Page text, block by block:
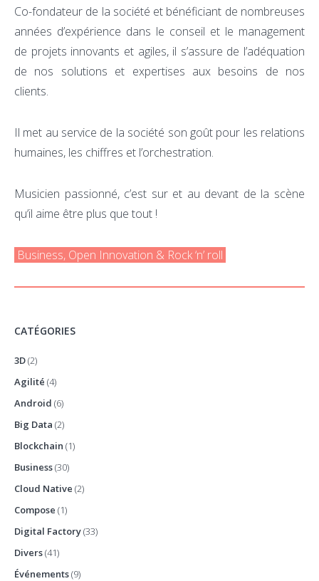
Co-fondateur de la société et bénéficiant de nombreuses
années d’expérience dans le conseil et le management
de projets innovants et agiles, il s’assure de l’adéquation
de nos solutions et expertises aux besoins de nos
clients.
Il met au service de la société son goût pour les relations
humaines, les chiffres et l’orchestration.
Musicien passionné, c’est sur et au devant de la scène
qu’il aime être plus que tout !
Business, Open Innovation & Rock ‘n’ roll
CATÉGORIES
3D(2)
Agilité (4)
Android (6)
Big Data (2)
Blockchain (1)
Business(30)
Cloud Native (2)
Compose (1)
Digital Factory(33)
Divers(41)
Événements(9)